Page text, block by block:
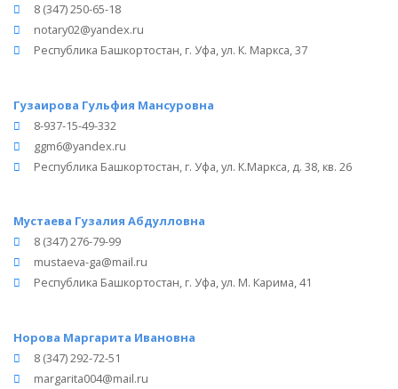
8 (347) 250-65-18
notary02@yandex.ru
Республика Башкортостан, г. Уфа, ул. К. Маркса, 37
Гузаирова Гульфия Мансуровна
8-937-15-49-332
ggm6@yandex.ru
Республика Башкортостан, г. Уфа, ул. К.Маркса, д. 38, кв. 26
Мустаева Гузалия Абдулловна
8 (347) 276-79-99
mustaeva-ga@mail.ru
Республика Башкортостан, г. Уфа, ул. М. Карима, 41
Норова Маргарита Ивановна
8 (347) 292-72-51
margarita004@mail.ru